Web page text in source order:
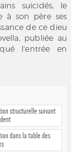
suicidés, le
à son père ses
de ce dieu
publiée au
l’entrée en
structurelle suivant
dans la table des